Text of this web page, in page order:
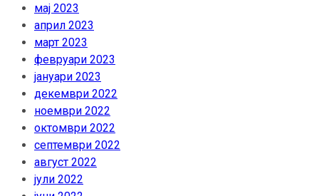
мај 2023
април 2023
март 2023
февруари 2023
јануари 2023
декември 2022
ноември 2022
октомври 2022
септември 2022
август 2022
јули 2022